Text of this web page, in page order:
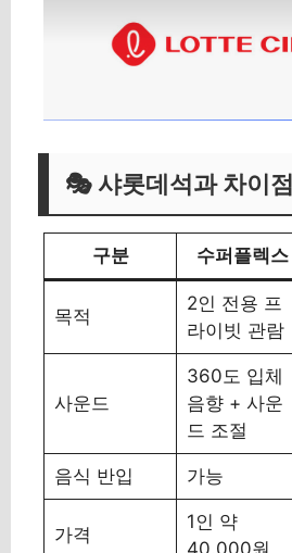
🎭 샤롯데석과 차이점
구분 수퍼플렉스
목적
2인 전용 프
라이빗 관람
사운드
360도 입체
음향 + 사운
드 조절
음식 반입 가능
가격
1인 약